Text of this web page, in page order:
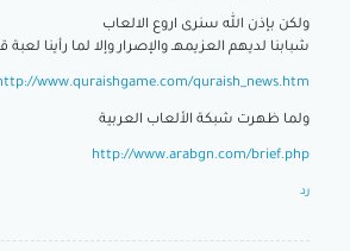
ولكن بإذن الله سنرى اروع الالعاب
شبابنا لديهم العزيمهـ والإصرار وإلا لما رأينا
www.quraishgame.com/quraish_news.htm
ولما ظهرت شبكة الألعاب العربية
http://www.arabgn.com/brief.php
رد